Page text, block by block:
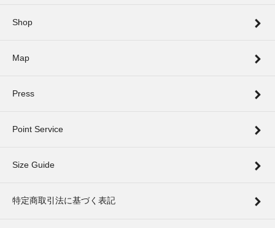
Shop
Map
Press
Point Service
Size Guide
特定商取引法に基づく表記